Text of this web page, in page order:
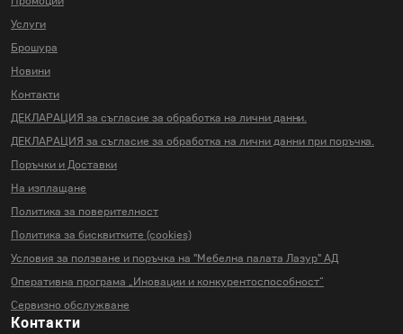
Услуги
Брошура
Новини
Контакти
ДЕКЛАРАЦИЯ за съгласие за обработка на лични данни.
ДЕКЛАРАЦИЯ за съгласие за обработка на лични данни при поръчка.
Поръчки и Доставки
На изплащане
Политика за поверителност
Политика за бисквитките (cookies)
Условия за ползване и поръчка на "Мебелна палата Лазур" АД
Оперативна програма „Иновации и конкурентоспособност“
Сервизно обслужване
Контакти